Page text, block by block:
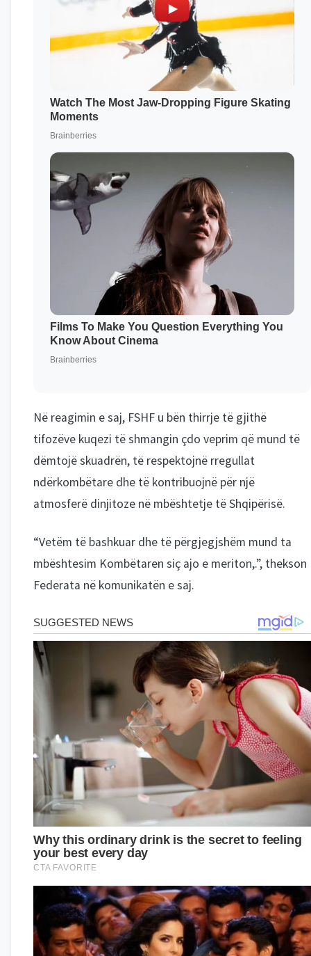
Në reagimin e saj, FSHF u bën thirrje të gjithë
tifozëve kuqezi të shmangin çdo veprim që mund të
dëmtojë skuadrën, të respektojnë rregullat
ndërkombëtare dhe të kontribuojnë për një
atmosferë dinjitoze në mbështetje të Shqipërisë.
“Vetëm të bashkuar dhe të përgjegjshëm mund ta
mbështesim Kombëtaren siç ajo e meriton,.”, thekson
Federata në komunikatën e saj.